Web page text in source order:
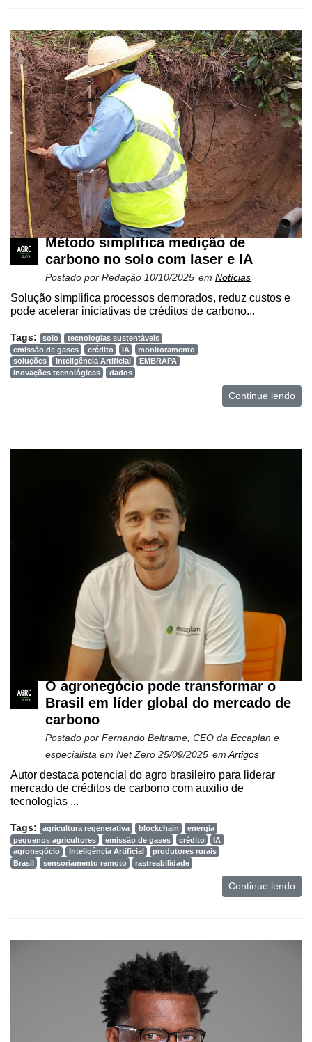
Método simplifica medição de
carbono no solo com laser e IA
Postado por Redação 10/10/2025 em Notícias
Solução simplifica processos demorados, reduz custos e
pode acelerar iniciativas de créditos de carbono...
Tags: solo
tecnologias sustentáveis
emissão de gases
crédito IA
monitoramento
soluções
Inteligência Artificial
EMBRAPA
Inovações tecnológicas
dados
Continue lendo
O agronegócio pode transformar o
Brasil em líder global do mercado de
carbono
Postado por Fernando Beltrame, CEO da Eccaplan e
especialista em Net Zero 25/09/2025 em Artigos
Autor destaca potencial do agro brasileiro para liderar
mercado de créditos de carbono com auxilio de
tecnologias ...
Tags: agricultura regenerativa blockchain
energia
pequenos agricultores
emissão de gases crédito
IA
agronegócio
Inteligência Artificial
produtores rurais
Brasil
sensoriamento remoto rastreabilidade
Continue lendo